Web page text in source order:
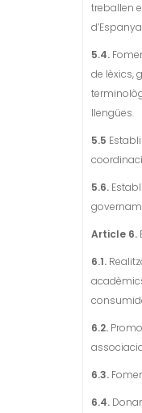
treballen
5.4.
de lèxics,
llengües.
5.5
5.6.
Article 6.
6.1.
6.2.
6.3.
6.4.